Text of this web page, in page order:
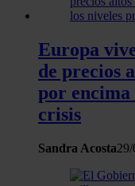
momento en la
Las cookies de
contenido y los
analizar el tráfico.
uso que haga del
sociales,
con otra
Europa
de precios
por encima
crisis
Sandra Acosta